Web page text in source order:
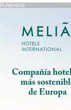
Publicidad